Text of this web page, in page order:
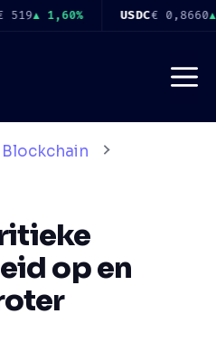
XRP€ 0,9063▼ 1,10%
Blockchain
op en